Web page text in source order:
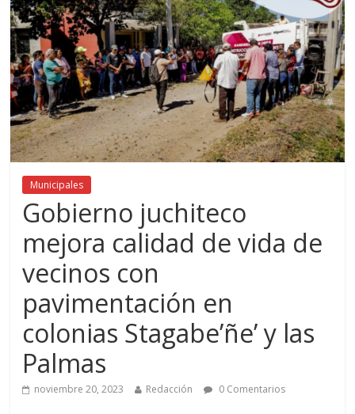
Municipales
Gobierno juchiteco
mejora calidad de vida de
vecinos con
pavimentación en
colonias Stagabe’ñe’ y las
Palmas
noviembre 20, 2023 Redacción 0 Comentarios